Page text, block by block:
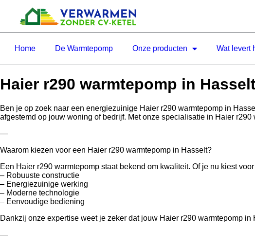
Home De Warmtepomp Onze producten Wat levert
Haier r290 warmtepomp in
Ben je op zoek naar een energiezuinige Haier r290 warmtepomp in
afgestemd op jouw woning of bedrijf. Met onze specialisatie in Haier
—
Waarom kiezen voor een Haier r290 warmtepomp in Hasselt?
Een Haier r290 warmtepomp staat bekend om kwaliteit. Of je nu kiest
– Robuuste constructie
– Energiezuinige werking
– Moderne technologie
– Eenvoudige bediening
Dankzij onze expertise weet je zeker dat jouw Haier r290 warmtepomp in
—